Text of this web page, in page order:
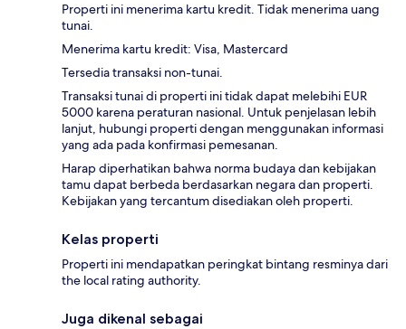
Properti ini menerima kartu kredit. Tidak menerima uang
tunai.
Menerima kartu kredit: Visa, Mastercard
Tersedia transaksi non-tunai.
Transaksi tunai di properti ini tidak dapat melebihi EUR
5000 karena peraturan nasional. Untuk penjelasan lebih
lanjut, hubungi properti dengan menggunakan informasi
yang ada pada konfirmasi pemesanan.
Harap diperhatikan bahwa norma budaya dan kebijakan
tamu dapat berbeda berdasarkan negara dan properti.
Kebijakan yang tercantum disediakan oleh properti.
Kelas properti
Properti ini mendapatkan peringkat bintang resminya dari
the local rating authority.
Juga dikenal sebagai